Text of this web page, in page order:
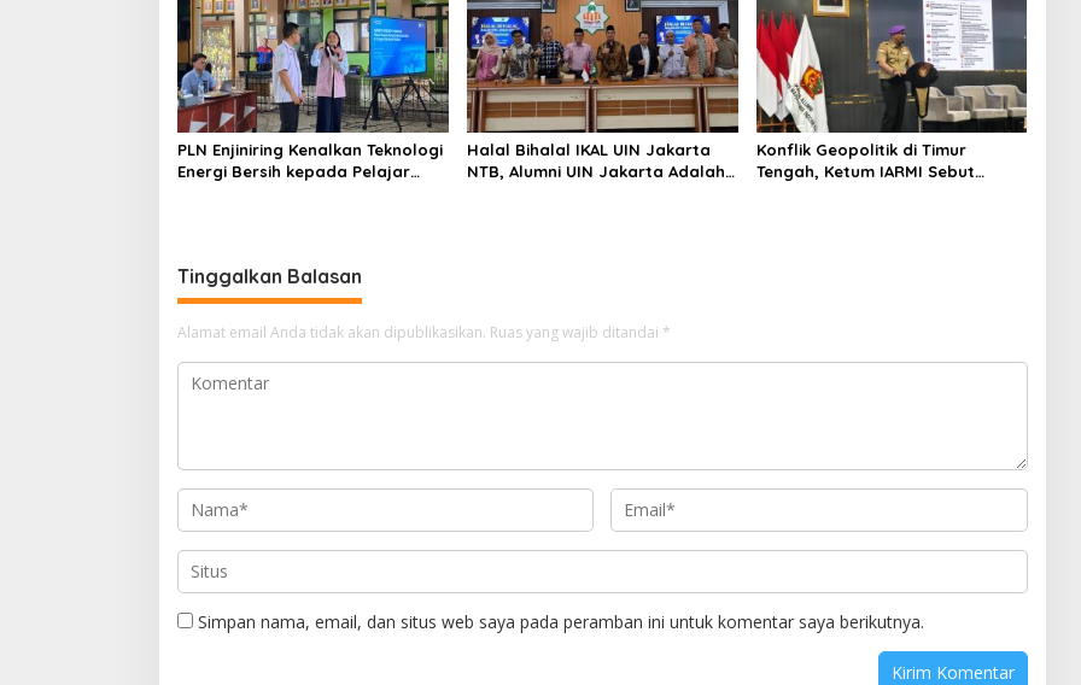
PLN Enjiniring Kenalkan Teknologi
Energi Bersih kepada Pelajar
Halal Bihalal IKAL UIN Jakarta
NTB, Alumni UIN Jakarta Adalah
Konflik Geopolitik di Timur
Tengah, Ketum IARMI Sebut
Tinggalkan Balasan
Alamat email Anda tidak akan dipublikasikan. Ruas yang wajib ditandai *
Simpan nama, email, dan situs web saya pada peramban ini untuk komentar saya berikutnya.